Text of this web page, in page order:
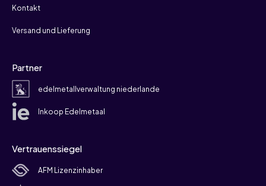
Kontakt
Versand und Lieferung
Partner
edelmetallverwaltung niederlande
Inkoop Edelmetaal
Vertrauenssiegel
AFM Lizenzinhaber